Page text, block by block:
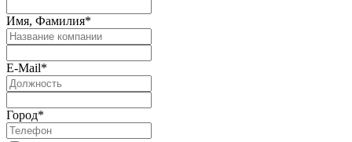
Имя, Фамилия*
E-Mail*
Город*